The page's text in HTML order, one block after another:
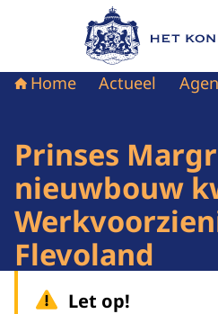
Naar de
Home Actueel
Prinses
nieuwbouw
Flevoland
Let op!